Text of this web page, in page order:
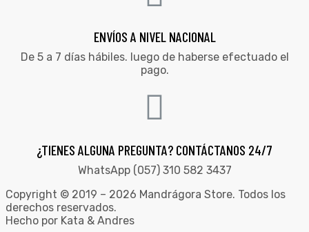
ENVÍOS A NIVEL NACIONAL
De 5 a 7 días hábiles. luego de haberse efectuado el
pago.
¿TIENES ALGUNA PREGUNTA? CONTÁCTANOS 24/7
WhatsApp (057) 310 582 3437
Copyright © 2019 – 2026 Mandrágora Store. Todos los
derechos reservados.
Hecho por Kata & Andres